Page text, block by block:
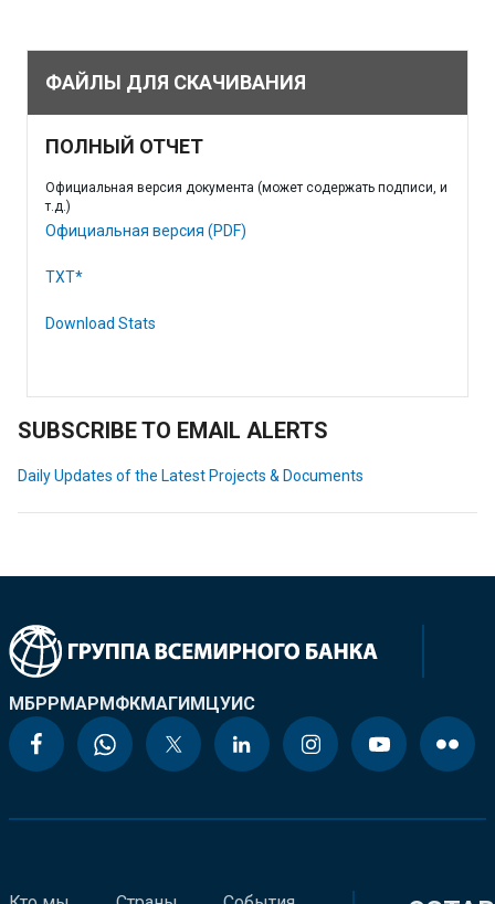
ФАЙЛЫ ДЛЯ СКАЧИВАНИЯ
ПОЛНЫЙ ОТЧЕТ
Официальная версия документа (может содержать подписи, и
т.д.)
Официальная версия (PDF)
TXT*
Download Stats
SUBSCRIBE TO EMAIL ALERTS
Daily Updates of the Latest Projects & Documents
МБРРМАРМФКМАГИМЦУИС